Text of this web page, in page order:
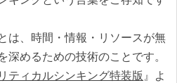
は、時間・情報・リソースが無
深めるための技術のことです。
ティカルシンキング特装版 』よ